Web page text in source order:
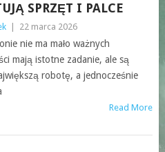
SPRZĘT I PALCE
22 marca 2026
nie ma mało ważnych
mają istotne zadanie, ale są
robotę, a jednocześnie
Read More